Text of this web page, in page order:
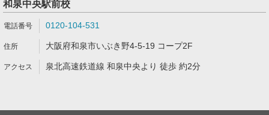
和泉中央駅前校
0120-104-531
大阪府和泉市いぶき野4-5-19 コープ2F
泉北高速鉄道線 和泉中央より 徒歩 約2分